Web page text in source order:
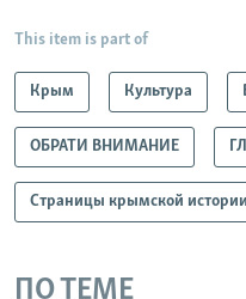
This item is part of
Крым Культура
ОБРАТИ ВНИМАНИЕ
Страницы крымской истории
ПО ТЕМЕ